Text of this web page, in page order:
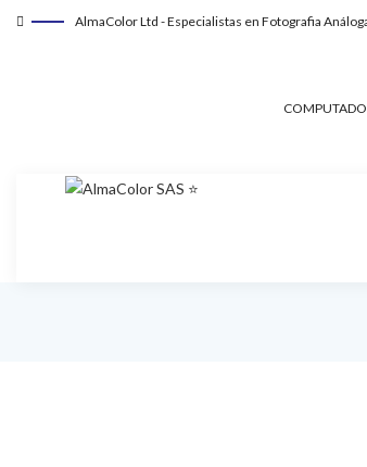
AlmaColor Ltd - Especialistas en Fotografia